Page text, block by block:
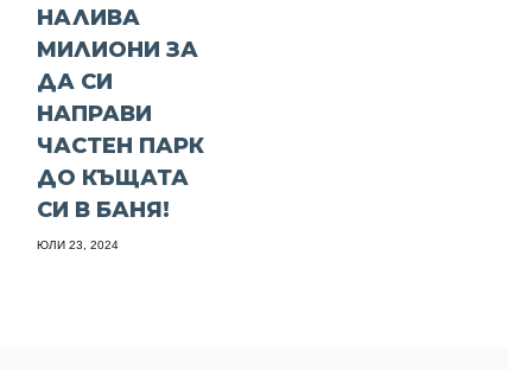
НАЛИВА
МИЛИОНИ ЗА
ДА СИ
НАПРАВИ
ЧАСТЕН ПАРК
ДО КЪЩАТА
СИ В БАНЯ!
ЮЛИ 23, 2024